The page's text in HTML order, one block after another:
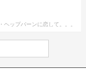
ヘップバーンに恋して。。。